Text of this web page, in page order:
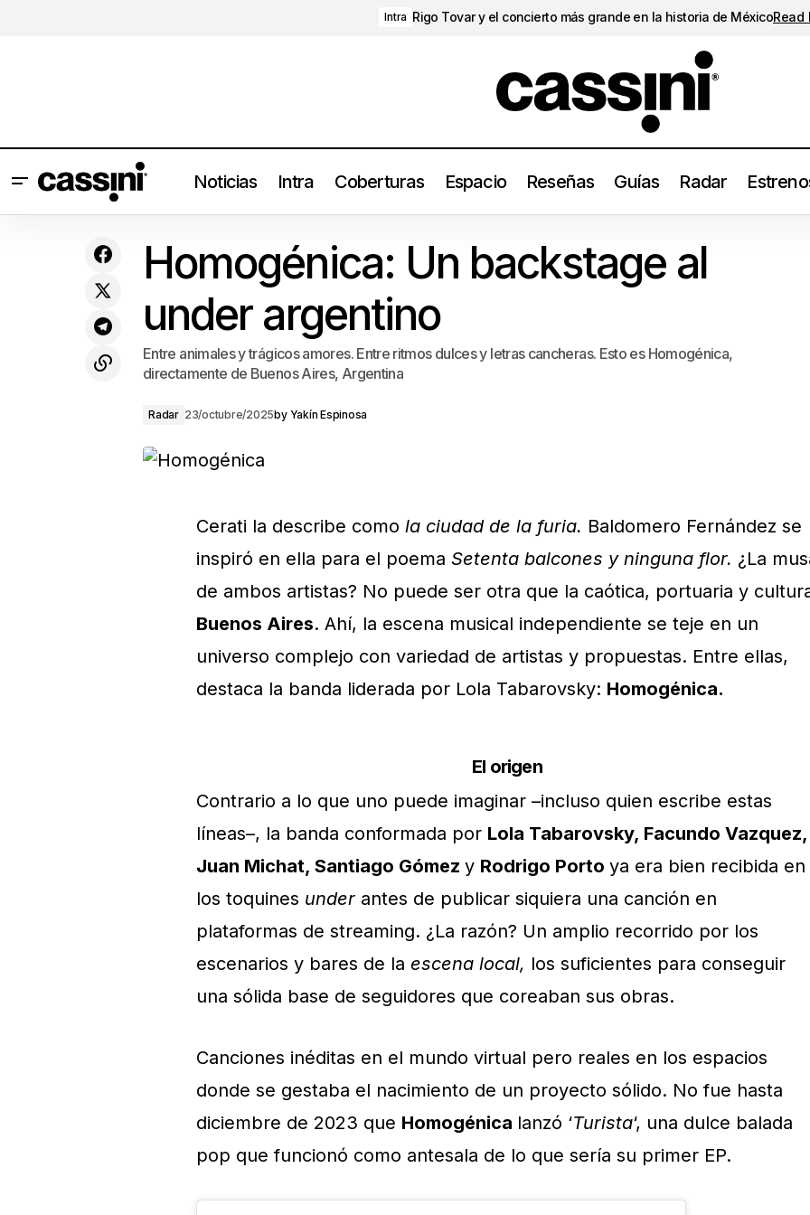
Intra Rigo Tovar y el concierto más grande en la historia de MéxicoRead
Noticias Intra Coberturas Espacio Reseñas Guías Radar
su totalidad en Hipnosis
Homogénica: Un backstage al under argentino
Homogénica: Un backstage al
under argentino
Entre animales y trágicos amores. Entre ritmos dulces y letras cancheras. Esto es Homogénica,
directamente de Buenos Aires, Argentina
Radar 23/octubre/2025by Yakín Espinosa
Cerati la describe como la ciudad de la furia. Baldomero Fernández se
inspiró en ella para el poema Setenta balcones y ninguna flor. ¿La
de ambos artistas? No puede ser otra que la caótica, portuaria y
Buenos Aires. Ahí, la escena musical independiente se teje en un
universo complejo con variedad de artistas y propuestas. Entre ellas,
destaca la banda liderada por Lola Tabarovsky: Homogénica.
El origen
Contrario a lo que uno puede imaginar –incluso quien escribe estas
líneas–, la banda conformada por Lola Tabarovsky, Facundo Vazquez,
Juan Michat, Santiago Gómez y Rodrigo Porto ya era bien recibida en
los toquines under antes de publicar siquiera una canción en
plataformas de streaming. ¿La razón? Un amplio recorrido por los
escenarios y bares de la escena local, los suficientes para conseguir
una sólida base de seguidores que coreaban sus obras.
Canciones inéditas en el mundo virtual pero reales en los espacios
donde se gestaba el nacimiento de un proyecto sólido. No fue hasta
diciembre de 2023 que Homogénica lanzó ‘Turista‘, una dulce balada
pop que funcionó como antesala de lo que sería su primer EP.